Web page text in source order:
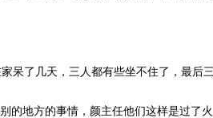
了几天，三人都有些坐不住了，最后
地方的事情，颜主任他们这样是过了